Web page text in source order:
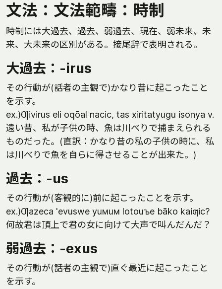
文法：文法範疇：時制
時制には大過去、過去、弱過去、現在、弱未来、未
来、大未来の区別がある。接尾辞で表明される。
大過去：-irus
その行動が(話者の主観で)かなり昔に起こったこと
を示す。
ex.)Ƣivirus eli oqōal nacic, tas xiritatyugu isonya v.
遠い昔、私が子供の時、魚は川べりで捕まえられる
ものだった。(直訳：かなり昔の私の子供の時に、私
は川べりで魚を自らに得させることが出来た。)
過去：-us
その行動が(客観的に)前に起こったことを示す。
ex.)Ƣazeca 'evuswe yuмuм lotouъe bāko kaiƣic?
何故君は頂上で君の女に向けて大声で叫んだんだ？
弱過去：-exus
その行動が(話者の主観で)直ぐ最近に起こったこと
を示す。